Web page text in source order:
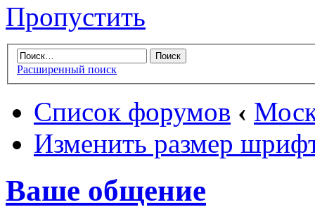
Пропустить
Расширенный поиск
Список форумов ‹
Изменить размер
Ваше общение